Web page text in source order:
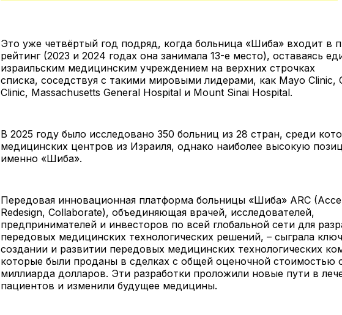
Это уже четвёртый год подряд, когда больница «Шиба» входит в
рейтинг (2023 и 2024 годах она занимала 13-е место), оставаясь
израильским медицинским учреждением на верхних строчках
списка, соседствуя с такими мировыми лидерами, как Mayo Clinic,
Clinic, Massachusetts General Hospital и Mount Sinai Hospital.
В 2025 году было исследовано 350 больниц из 28 стран, среди
медицинских центров из Израиля, однако наиболее высокую
именно «Шиба».
Передовая инновационная платформа больницы «Шиба» ARC
Redesign, Collaborate), объединяющая врачей, исследователей,
предпринимателей и инвесторов по всей глобальной сети для
передовых медицинских технологических решений, – сыграла
создании и развитии передовых медицинских технологических
которые были проданы в сделках с общей оценочной стоимостью
миллиарда долларов. Эти разработки проложили новые пути в
пациентов и изменили будущее медицины.